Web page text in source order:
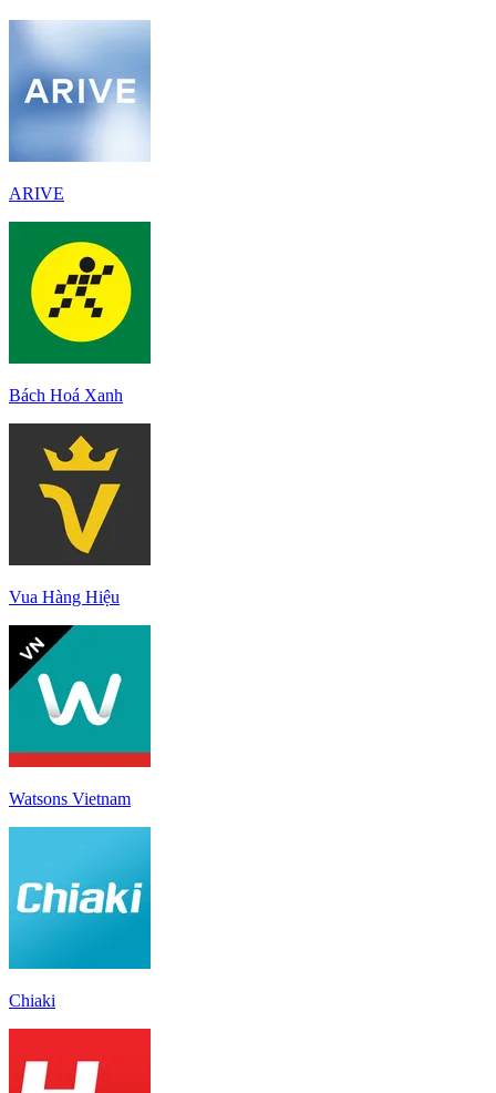
ARIVE
Bách Hoá Xanh
Vua Hàng Hiệu
Watsons Vietnam
Chiaki